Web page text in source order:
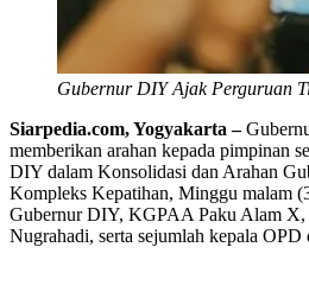
Gubernur DIY Ajak Perguruan
Siarpedia.com, Yogyakarta –
memberikan arahan kepada pimpinan
DIY dalam Konsolidasi dan Arahan
Kompleks Kepatihan, Minggu malam
Gubernur DIY, KGPAA Paku Alam
Nugrahadi, serta sejumlah kepala